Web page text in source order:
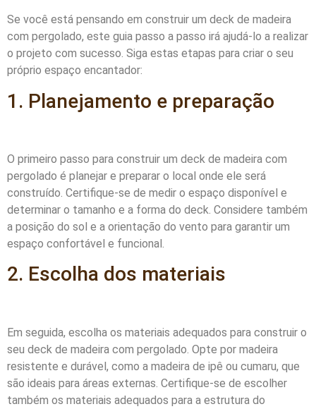
Se você está pensando em construir um deck de madeira
com pergolado, este guia passo a passo irá ajudá-lo a realizar
o projeto com sucesso. Siga estas etapas para criar o seu
próprio espaço encantador:
1. Planejamento e preparação
O primeiro passo para construir um deck de madeira com
pergolado é planejar e preparar o local onde ele será
construído. Certifique-se de medir o espaço disponível e
determinar o tamanho e a forma do deck. Considere também
a posição do sol e a orientação do vento para garantir um
espaço confortável e funcional.
2. Escolha dos materiais
Em seguida, escolha os materiais adequados para construir o
seu deck de madeira com pergolado. Opte por madeira
resistente e durável, como a madeira de ipê ou cumaru, que
são ideais para áreas externas. Certifique-se de escolher
também os materiais adequados para a estrutura do